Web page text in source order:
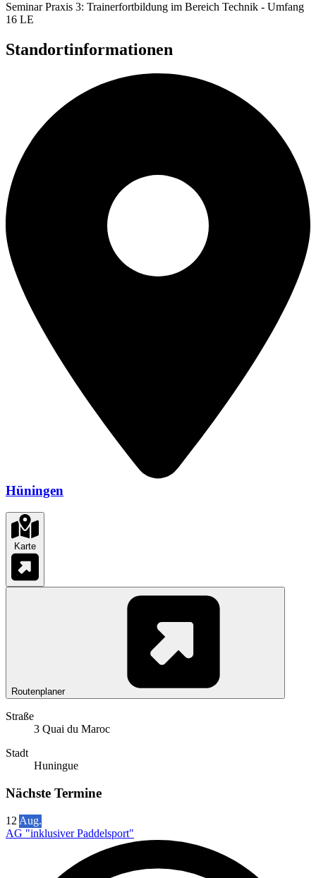
Seminar Praxis 3: Trainerfortbildung im Bereich Technik - Umfang
16 LE
Standortinformationen
Hüningen
Karte
Routenplaner
Straße
3 Quai du Maroc
Stadt
Huningue
Nächste Termine
12 Aug.
AG "inklusiver Paddelsport"